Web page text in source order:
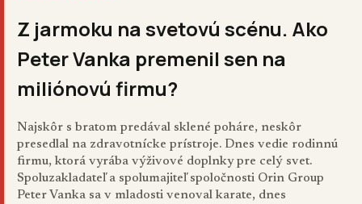
Z jarmoku na svetovú scénu. Ako
Peter Vanka premenil sen na
miliónovú firmu?
Najskôr s bratom predával sklené poháre, neskôr
presedlal na zdravotnícke prístroje. Dnes vedie rodinnú
firmu, ktorá vyrába výživové doplnky pre celý svet.
Spoluzakladateľ a spolumajiteľ spoločnosti Orin Group
Peter Vanka sa v mladosti venoval karate, dnes